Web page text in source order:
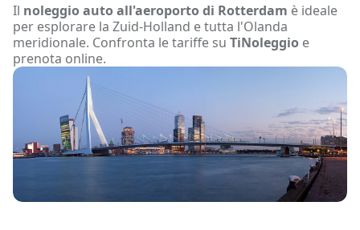
Il noleggio auto all'aeroporto di Rotterdam è ideale
per esplorare la Zuid-Holland e tutta l'Olanda
meridionale. Confronta le tariffe su TiNoleggio e
prenota online.